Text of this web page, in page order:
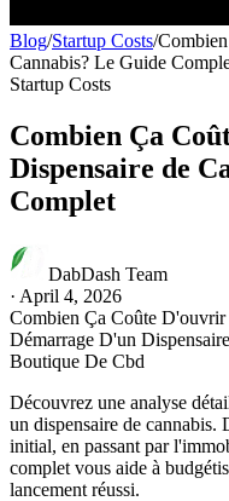
Blog/Startup Costs/
Cannabis? Le Guide
Startup Costs
Combien Ça
Dispensaire de
Complet
DabDash Team
· April 4, 2026
Combien Ça Coûte
Démarrage D'un
Boutique De Cbd
Découvrez une analyse
un dispensaire de cannabis.
initial, en passant par
complet vous aide à
lancement réussi.